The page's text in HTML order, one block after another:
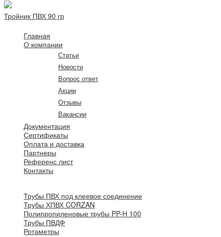
Тройник ПВХ 90 гр
Главная
О компании
Статьи
Новости
Вопрос ответ
Акции
Отзывы
Вакансии
Документация
Сертификаты
Оплата и доставка
Партнеры
Референс лист
Контакты
Трубы ПВХ под клеевое соединение
Трубы ХПВХ CORZAN
Полипропиленовые трубы PP-H 100
Трубы ПВДФ
Ротаметры